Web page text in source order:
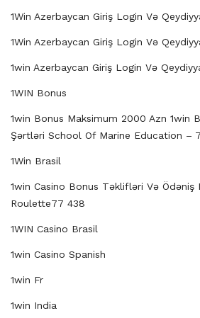
1Win Azerbaycan Giriş Login Və
1Win Azerbaycan Giriş Login Və
1win Azerbaycan Giriş Login Və
1WIN Bonus
1win Bonus Maksimum 2000 Azn 1win
Şərtləri School Of Marine Education –
1Win Brasil
1win Casino Bonus Təklifləri Və Ödəniş
Roulette77 438
1WIN Casino Brasil
1win Casino Spanish
1win Fr
1win India